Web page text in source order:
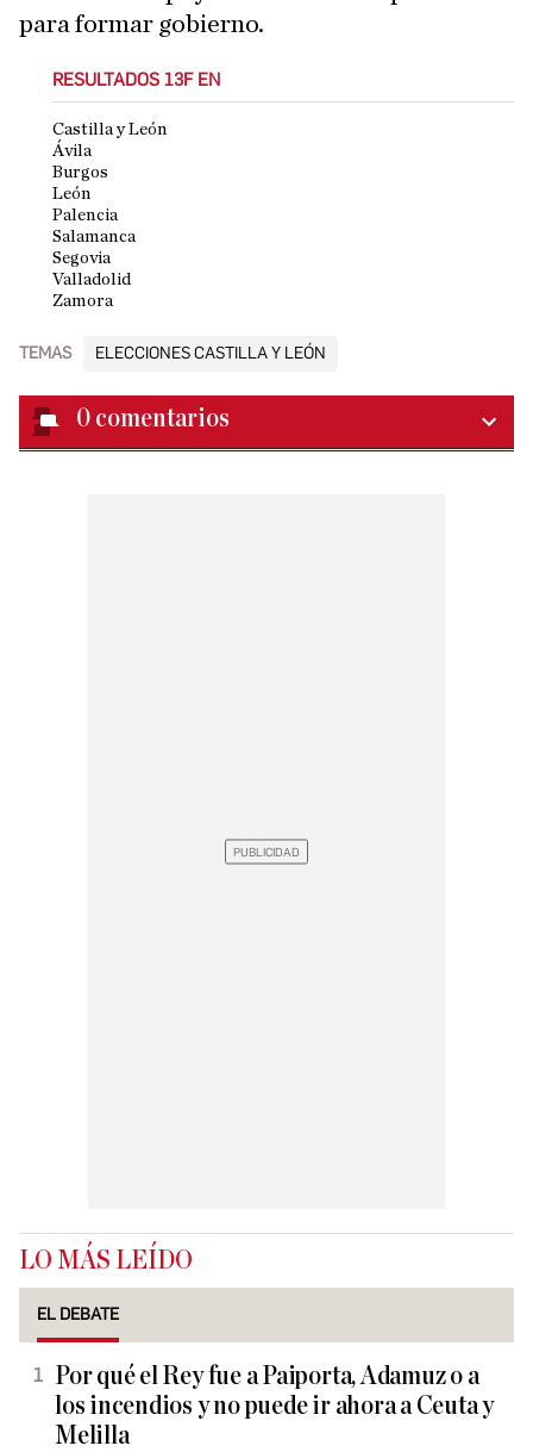
para formar gobierno.
RESULTADOS 13F EN
Castilla y León
Ávila
Burgos
León
Palencia
Salamanca
Segovia
Valladolid
Zamora
TEMAS ELECCIONES CASTILLA Y LEÓN
0 comentarios
LO MÁS LEÍDO
EL DEBATE
Por qué el Rey fue a Paiporta, Adamuz o a
los incendios y no puede ir ahora a Ceuta y
Melilla